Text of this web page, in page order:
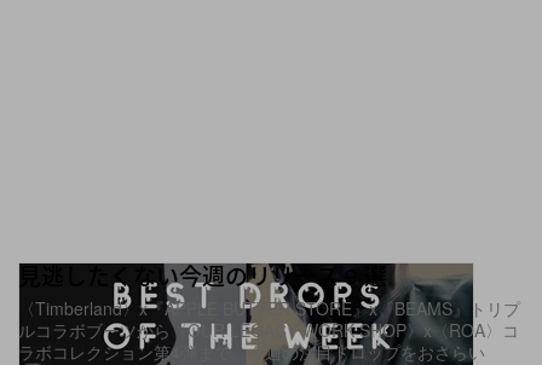
見逃したくない今週のリリース 9 選
〈Timberland〉x『APPLE BUTTER STORE』x『BEAMS』トリプ
ルコラボブーツから〈OUR LEGACY WORK SHOP〉x〈ROA〉コ
ラボコレクション第4弾まで、今週の注目ドロップをおさらい